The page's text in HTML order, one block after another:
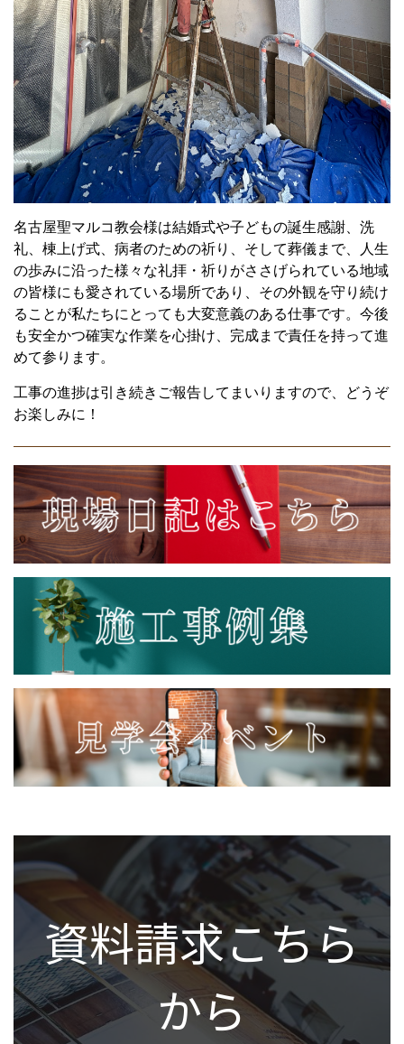
名古屋聖マルコ教会様は結婚式や子どもの誕生感謝、洗
礼、棟上げ式、病者のための祈り、そして葬儀まで、人生
の歩みに沿った様々な礼拝・祈りがささげられている地域
の皆様にも愛されている場所であり、その外観を守り続け
ることが私たちにとっても大変意義のある仕事です。今後
も安全かつ確実な作業を心掛け、完成まで責任を持って進
めて参ります。
工事の進捗は引き続きご報告してまいりますので、どうぞ
お楽しみに！
資料請求こちら
から